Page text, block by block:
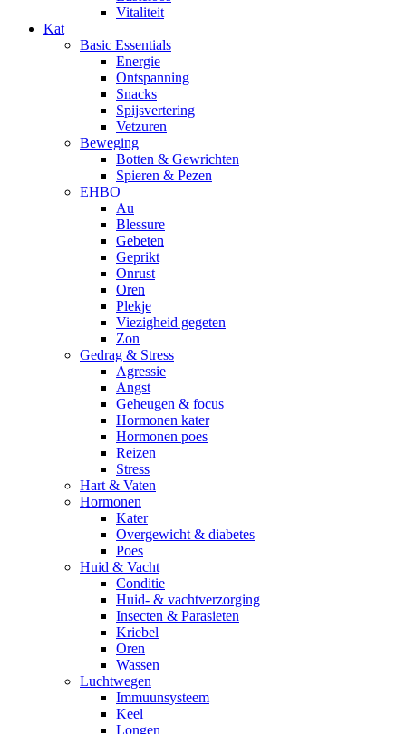
Vitaliteit
Kat
Basic Essentials
Energie
Ontspanning
Snacks
Spijsvertering
Vetzuren
Beweging
Botten & Gewrichten
Spieren & Pezen
EHBO
Au
Blessure
Gebeten
Geprikt
Onrust
Oren
Plekje
Viezigheid gegeten
Zon
Gedrag & Stress
Agressie
Angst
Geheugen & focus
Hormonen kater
Hormonen poes
Reizen
Stress
Hart & Vaten
Hormonen
Kater
Overgewicht & diabetes
Poes
Huid & Vacht
Conditie
Huid- & vachtverzorging
Insecten & Parasieten
Kriebel
Oren
Wassen
Luchtwegen
Immuunsysteem
Keel
Longen